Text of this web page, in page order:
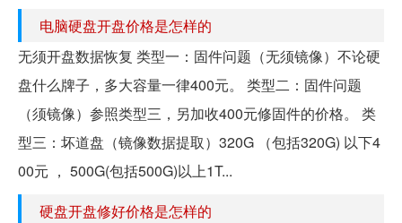
电脑硬盘开盘价格是怎样的
无须开盘数据恢复 类型一：固件问题（无须镜像）不论硬
盘什么牌子，多大容量一律400元。 类型二：固件问题
（须镜像）参照类型三，另加收400元修固件的价格。 类
型三：坏道盘（镜像数据提取）320G （包括320G) 以下4
00元 ， 500G(包括500G)以上1T...
硬盘开盘修好价格是怎样的